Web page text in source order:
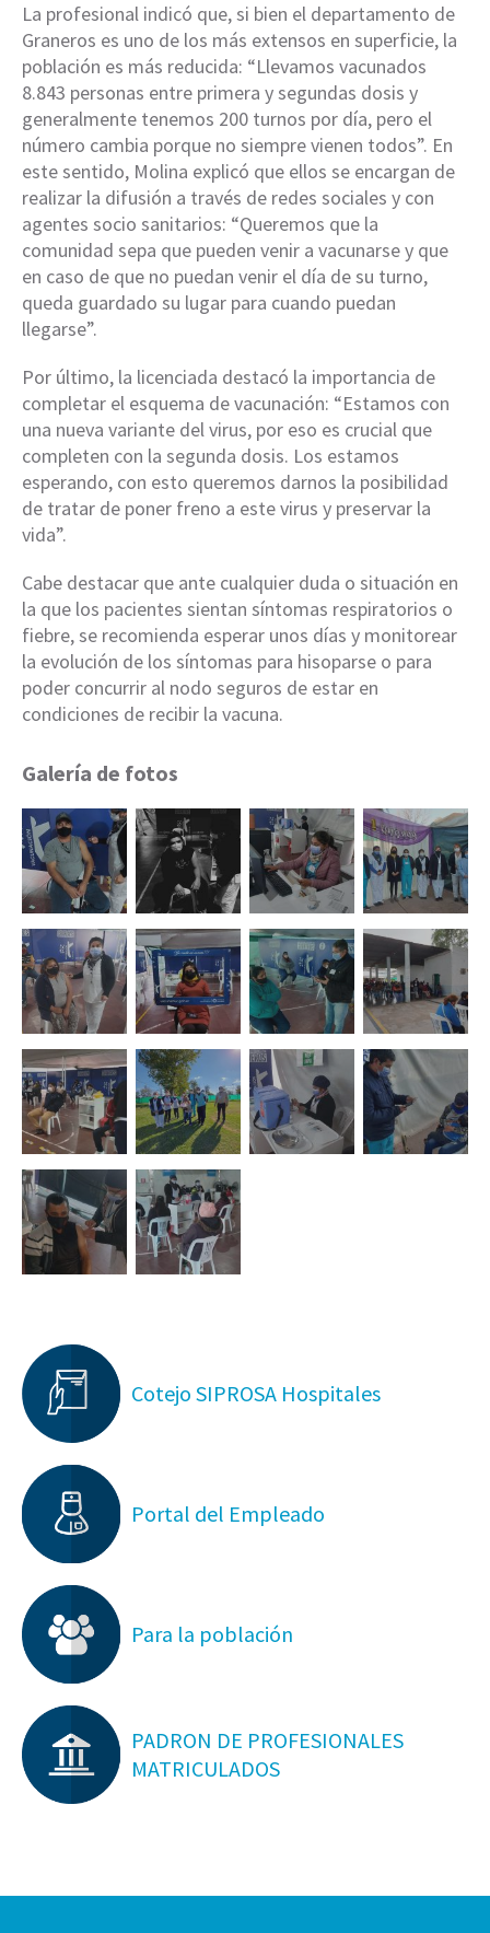
La profesional indicó que, si bien el departamento de
Graneros es uno de los más extensos en superficie, la
población es más reducida: “Llevamos vacunados
8.843 personas entre primera y segundas dosis y
generalmente tenemos 200 turnos por día, pero el
número cambia porque no siempre vienen todos”. En
este sentido, Molina explicó que ellos se encargan de
realizar la difusión a través de redes sociales y con
agentes socio sanitarios: “Queremos que la
comunidad sepa que pueden venir a vacunarse y que
en caso de que no puedan venir el día de su turno,
queda guardado su lugar para cuando puedan
llegarse”.
Por último, la licenciada destacó la importancia de
completar el esquema de vacunación: “Estamos con
una nueva variante del virus, por eso es crucial que
completen con la segunda dosis. Los estamos
esperando, con esto queremos darnos la posibilidad
de tratar de poner freno a este virus y preservar la
vida”.
Cabe destacar que ante cualquier duda o situación en
la que los pacientes sientan síntomas respiratorios o
fiebre, se recomienda esperar unos días y monitorear
la evolución de los síntomas para hisoparse o para
poder concurrir al nodo seguros de estar en
condiciones de recibir la vacuna.
Galería de fotos
Cotejo SIPROSA Hospitales
Portal del Empleado
Para la población
PADRON DE PROFESIONALES
MATRICULADOS